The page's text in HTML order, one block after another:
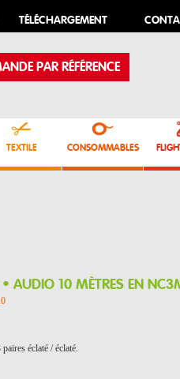
TÉLÉCHARGEMENT
PAR RÉFÉRENCE
TEXTILE CONSOMMABLES
AUDIO 10 MÈTRES EN
éclaté / éclaté.